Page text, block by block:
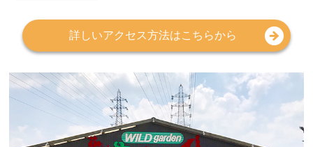
詳しいアクセス方法はこちらから